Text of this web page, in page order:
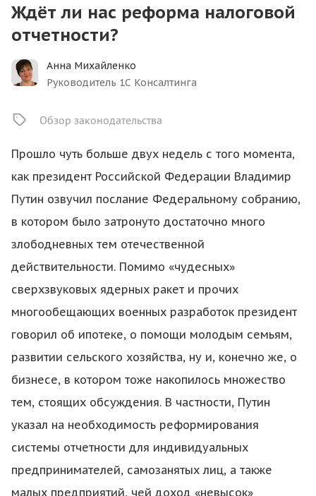
Ждёт ли нас реформа налоговой
отчетности?
Анна Михайленко
Руководитель 1С Консалтинга
Обзор законодательства
Прошло чуть больше двух недель с того момента,
как президент Российской Федерации Владимир
Путин озвучил послание Федеральному собранию,
в котором было затронуто достаточно много
злободневных тем отечественной
действительности. Помимо «чудесных»
сверхзвуковых ядерных ракет и прочих
многообещающих военных разработок президент
говорил об ипотеке, о помощи молодым семьям,
развитии сельского хозяйства, ну и, конечно же, о
бизнесе, в котором тоже накопилось множество
тем, стоящих обсуждения. В частности, Путин
указал на необходимость реформирования
системы отчетности для индивидуальных
предпринимателей, самозанятых лиц, а также
малых предприятий, чей доход «невысок»